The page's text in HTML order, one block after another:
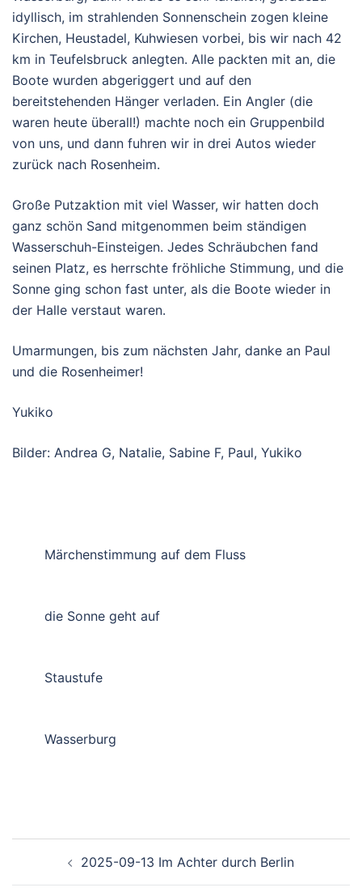
idyllisch, im strahlenden Sonnenschein zogen kleine
Kirchen, Heustadel, Kuhwiesen vorbei, bis wir nach 42
km in Teufelsbruck anlegten. Alle packten mit an, die
Boote wurden abgeriggert und auf den
bereitstehenden Hänger verladen. Ein Angler (die
waren heute überall!) machte noch ein Gruppenbild
von uns, und dann fuhren wir in drei Autos wieder
zurück nach Rosenheim.
Große Putzaktion mit viel Wasser, wir hatten doch
ganz schön Sand mitgenommen beim ständigen
Wasserschuh-Einsteigen. Jedes Schräubchen fand
seinen Platz, es herrschte fröhliche Stimmung, und die
Sonne ging schon fast unter, als die Boote wieder in
der Halle verstaut waren.
Umarmungen, bis zum nächsten Jahr, danke an Paul
und die Rosenheimer!
Yukiko
Bilder: Andrea G, Natalie, Sabine F, Paul, Yukiko
Märchenstimmung auf dem Fluss
die Sonne geht auf
Staustufe
Wasserburg
2025-09-13 Im Achter durch Berlin